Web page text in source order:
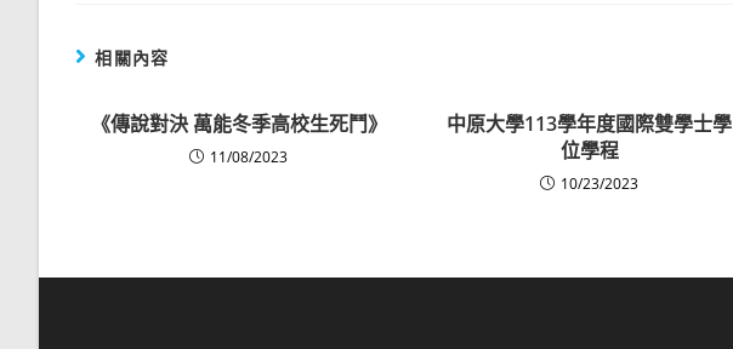
相關內容
《傳說對決 萬能冬季高校生死鬥》
11/08/2023
中原大學113學年度國際雙學士學
位學程
10/23/2023